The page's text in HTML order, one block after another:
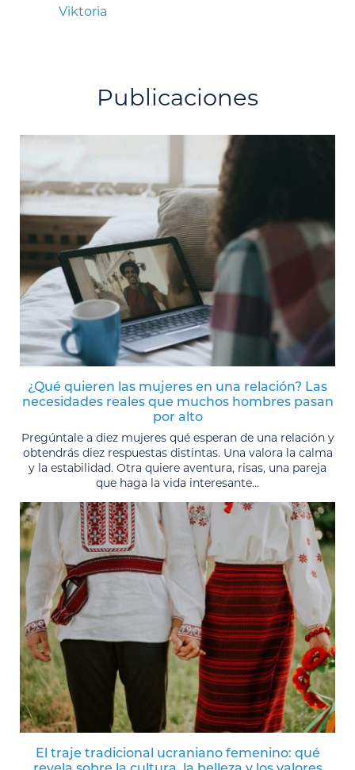
Viktoria
Publicaciones
¿Qué quieren las mujeres en una relación? Las
necesidades reales que muchos hombres pasan
por alto
Pregúntale a diez mujeres qué esperan de una relación y
obtendrás diez respuestas distintas. Una valora la calma
y la estabilidad. Otra quiere aventura, risas, una pareja
que haga la vida interesante...
El traje tradicional ucraniano femenino: qué